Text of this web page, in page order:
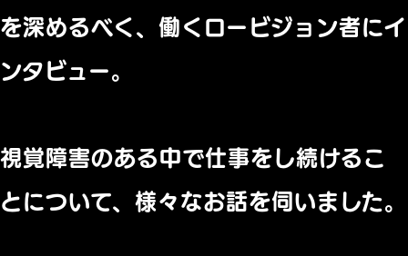
を深めるべく、働くロービジョン者にイ
ンタビュー。
視覚障害のある中で仕事をし続けるこ
とについて、様々なお話を伺いました。